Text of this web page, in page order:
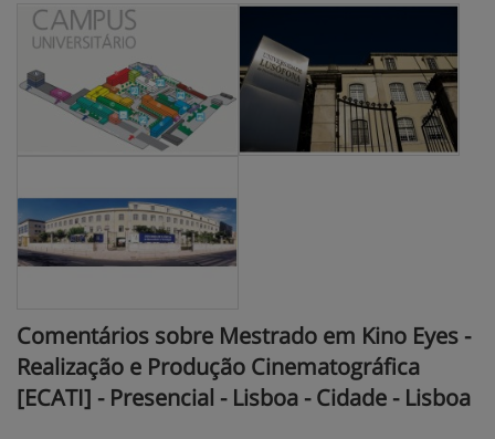
Comentários sobre Mestrado em Kino Eyes -
Realização e Produção Cinematográfica
[ECATI] - Presencial - Lisboa - Cidade - Lisboa